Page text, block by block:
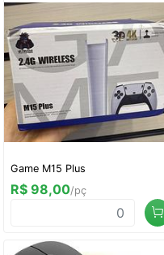
Game M15 Plus
R$ 98,00/pç